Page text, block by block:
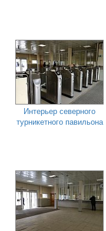
Интерьер северного
турникетного павильона